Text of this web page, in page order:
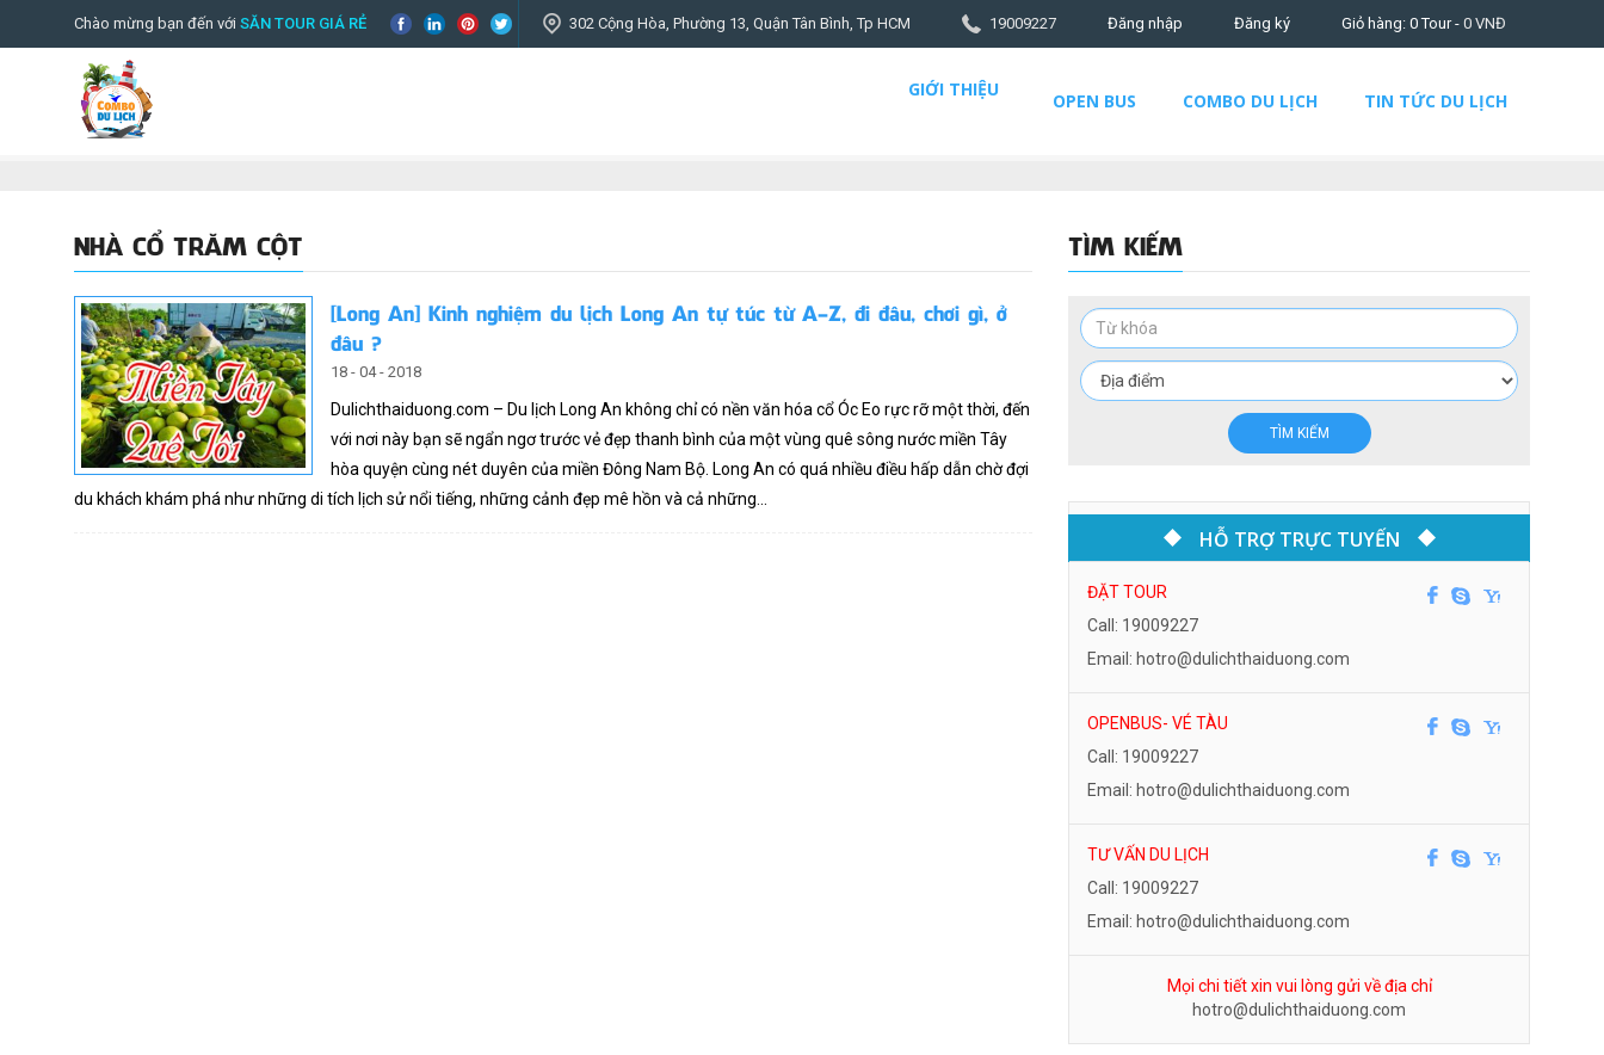
Chào mừng bạn đến với SĂN TOUR GIÁ RẺ 302 Cộng Hòa, Phường 13, Quận Tân Bình, Tp HCM 19009227 Đăng nhập Đăng ký Giỏ hàng: 0 Tour - 0 VNĐ
GIỚI THIỆU
OPEN BUS COMBO DU LỊCH TIN TỨC DU LỊCH
NHÀ CỔ TRĂM CỘT
[Long An] Kinh nghiệm du lịch Long An tự túc từ A-Z, đi đâu, chơi gì, ở
đâu ?
18 - 04 - 2018
Dulichthaiduong.com – Du lịch Long An không chỉ có nền văn hóa cổ Óc Eo rực rỡ một thời, đến
với nơi này bạn sẽ ngẩn ngơ trước vẻ đẹp thanh bình của một vùng quê sông nước miền Tây
hòa quyện cùng nét duyên của miền Đông Nam Bộ. Long An có quá nhiều điều hấp dẫn chờ đợi
du khách khám phá như những di tích lịch sử nổi tiếng, những cảnh đẹp mê hồn và cả những...
TÌM KIẾM
TÌM KIẾM
HỖ TRỢ TRỰC TUYẾN
ĐẶT TOUR
Call: 19009227
Email: hotro@dulichthaiduong.com
OPENBUS- VÉ TÀU
Call: 19009227
Email: hotro@dulichthaiduong.com
TƯ VẤN DU LỊCH
Call: 19009227
Email: hotro@dulichthaiduong.com
Mọi chi tiết xin vui lòng gửi về địa chỉ
hotro@dulichthaiduong.com